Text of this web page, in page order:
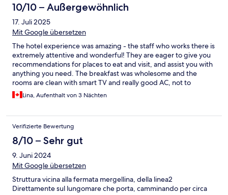
10/10 – Außergewöhnlich
17. Juli 2025
Mit Google übersetzen
The hotel experience was amazing - the staff who works there is
extremely attentive and wonderful! They are eager to give you
recommendations for places to eat and visit, and assist you with
anything you need. The breakfast was wholesome and the
rooms are clean with smart TV and really good AC, not to
mention very comfortable beds. The only inconvenience we
experienced was the mini fridge did not work. Overall, we really
Lina, Aufenthalt von 3 Nächten
Verifizierte Bewertung
8/10 – Sehr gut
9. Juni 2024
Mit Google übersetzen
Struttura vicina alla fermata mergellina, della linea2
Direttamente sul lungomare che porta, camminando per circa